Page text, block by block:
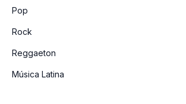
Pop
Rock
Reggaeton
Música Latina